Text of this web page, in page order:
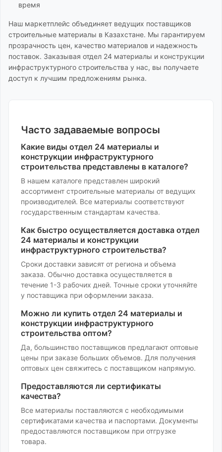
время
Наш маркетплейс объединяет ведущих поставщиков
строительные материалы в Казахстане. Мы гарантируем
прозрачность цен, качество материалов и надежность
поставок. Заказывая отдел 24 материалы и конструкции
инфраструктурного строительства у нас, вы получаете
доступ к лучшим предложениям рынка.
Часто задаваемые вопросы
Какие виды отдел 24 материалы и
конструкции инфраструктурного
строительства представлены в каталоге?
В нашем каталоге представлен широкий
ассортимент строительные материалы от ведущих
производителей. Все материалы соответствуют
государственным стандартам качества.
Как быстро осуществляется доставка отдел
24 материалы и конструкции
инфраструктурного строительства?
Сроки доставки зависят от региона и объема
заказа. Обычно доставка осуществляется в
течение 1-3 рабочих дней. Точные сроки уточняйте
у поставщика при оформлении заказа.
Можно ли купить отдел 24 материалы и
конструкции инфраструктурного
строительства оптом?
Да, большинство поставщиков предлагают оптовые
цены при заказе больших объемов. Для получения
оптовых цен свяжитесь с поставщиком напрямую.
Предоставляются ли сертификаты
качества?
Все материалы поставляются с необходимыми
сертификатами качества и паспортами. Документы
предоставляются поставщиком при отгрузке
товара.